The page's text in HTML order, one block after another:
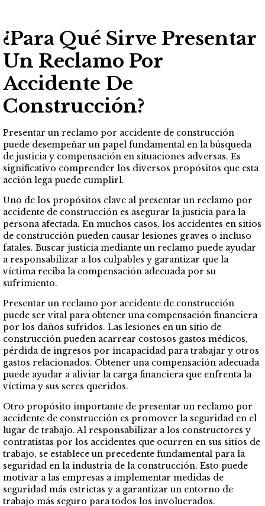
¿Para Qué Sirve Presentar
Un Reclamo Por
Accidente De
Construcción?
Presentar un reclamo por accidente de construcción
puede desempeñar un papel fundamental en la búsqueda
de justicia y compensación en situaciones adversas. Es
significativo comprender los diversos propósitos que esta
acción lega puede cumplirl.
Uno de los propósitos clave al presentar un reclamo por
accidente de construcción es asegurar la justicia para la
persona afectada. En muchos casos, los accidentes en sitios
de construcción pueden causar lesiones graves o incluso
fatales. Buscar justicia mediante un reclamo puede ayudar
a responsabilizar a los culpables y garantizar que la
víctima reciba la compensación adecuada por su
sufrimiento.
Presentar un reclamo por accidente de construcción
puede ser vital para obtener una compensación financiera
por los daños sufridos. Las lesiones en un sitio de
construcción pueden acarrear costosos gastos médicos,
pérdida de ingresos por incapacidad para trabajar y otros
gastos relacionados. Obtener una compensación adecuada
puede ayudar a aliviar la carga financiera que enfrenta la
víctima y sus seres queridos.
Otro propósito importante de presentar un reclamo por
accidente de construcción es promover la seguridad en el
lugar de trabajo. Al responsabilizar a los constructores y
contratistas por los accidentes que ocurren en sus sitios de
trabajo, se establece un precedente fundamental para la
seguridad en la industria de la construcción. Esto puede
motivar a las empresas a implementar medidas de
seguridad más estrictas y a garantizar un entorno de
trabajo más seguro para todos los involucrados.